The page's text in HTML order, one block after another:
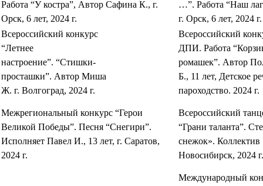
Работа “У костра”, Автор Сафина К., г.
Орск, 6 лет, 2024 г.
…”. Работа “Наш
г. Орск, 6 лет, 2024 г.
Всероссийский конкурс
“Летнее
настроение”. “Стишки-
просташки”. Автор Миша
Ж. г. Волгоград, 2024 г.
Всероссийский
ДПИ. Работа
ромашек”. Автор
Б., 11 лет, Детское
пароходство. 2024 г.
Межрегиональный конкурс “Герои
Великой Победы”. Песня “Снегири”.
Исполняет Павел И., 13 лет, г. Саратов,
2024 г.
Всероссийский
“Грани таланта”.
снежок». Коллектив
Новосибирск, 2024 г.
Международный